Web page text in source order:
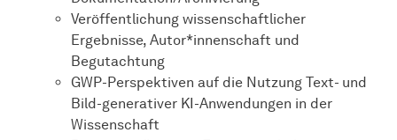
Veröffentlichung wissenschaftlicher
Ergebnisse, Autor*innenschaft und
Begutachtung
GWP-Perspektiven auf die Nutzung Text- und
Bild-generativer KI-Anwendungen in der
Wissenschaft